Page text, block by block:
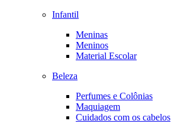
Infantil
Meninas
Meninos
Material Escolar
Beleza
Perfumes e Colônias
Maquiagem
Cuidados com os cabelos